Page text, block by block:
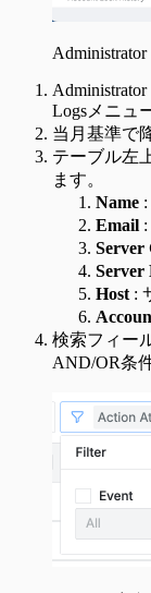
Administrator
Administrator
Logsメニュ
当月基準で
テーブル左
ます。
Name
Email
Server
Server
Host :
検索フィー
AND/OR条